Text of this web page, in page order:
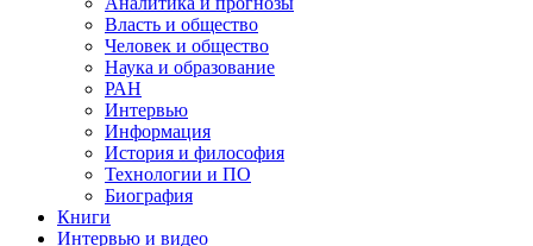
Власть и общество
Человек и общество
Наука и образование
РАН
Интервью
Информация
История и философия
Технологии и ПО
Биография
Книги
Интервью и видео